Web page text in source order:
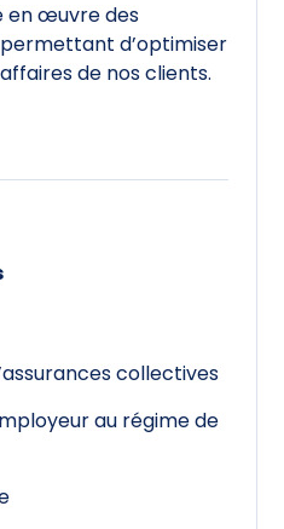
en œuvre des
d’optimiser
de nos clients.
collectives
au régime de